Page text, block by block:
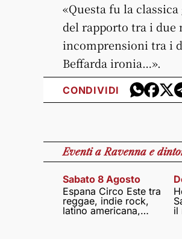
«Questa fu la
del rapporto tra i due
incomprensioni tra i
Beffarda ironia…».
CONDIVIDI
Eventia Ravenna e
Sabato 8 Agosto
Espana Circo Este tra
reggae, indie rock,
latino americana,
il